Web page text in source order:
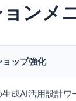
ンメ
ップ強化
成AI活用設計ワ